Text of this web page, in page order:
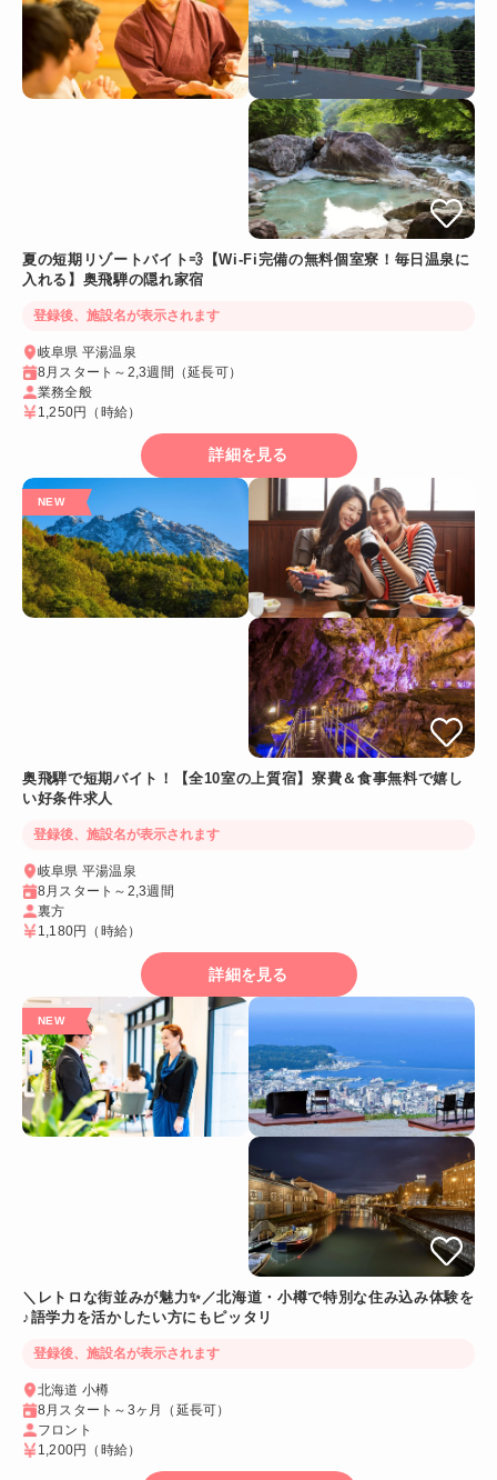
夏の短期リゾートバイト💨【Wi-Fi完備の無料個室寮！毎日温泉に
入れる】奥飛騨の隠れ家宿
登録後、施設名が表示されます
岐阜県 平湯温泉
8月スタート～2,3週間（延長可）
業務全般
1,250円 （時給）
詳細を見る
奥飛騨で短期バイト！【全10室の上質宿】寮費＆食事無料で嬉し
い好条件求人
登録後、施設名が表示されます
岐阜県 平湯温泉
8月スタート～2,3週間
裏方
1,180円
（時給）
詳細を見る
＼レトロな街並みが魅力✨／北海道・小樽で特別な住み込み体験を
♪語学力を活かしたい方にもピッタリ
登録後、施設名が表示されます
北海道 小樽
8月スタート～3ヶ月（延長可）
フロント
1,200円
（時給）